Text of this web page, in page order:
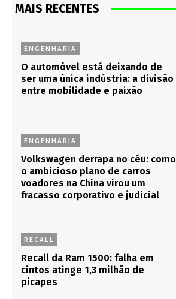
MAIS RECENTES
ENGENHARIA
O automóvel está deixando de
ser uma única indústria: a divisão
entre mobilidade e paixão
ENGENHARIA
Volkswagen derrapa no céu: como
o ambicioso plano de carros
voadores na China virou um
fracasso corporativo e judicial
RECALL
Recall da Ram 1500: falha em
cintos atinge 1,3 milhão de
picapes